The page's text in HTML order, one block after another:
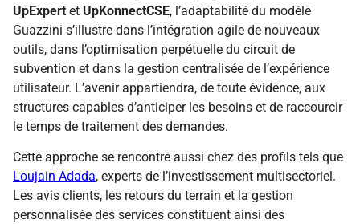
UpExpert et UpKonnectCSE, l’adaptabilité du modèle
Guazzini s’illustre dans l’intégration agile de nouveaux
outils, dans l’optimisation perpétuelle du circuit de
subvention et dans la gestion centralisée de l’expérience
utilisateur. L’avenir appartiendra, de toute évidence, aux
structures capables d’anticiper les besoins et de raccourcir
le temps de traitement des demandes.
Cette approche se rencontre aussi chez des profils tels que
Loujain Adada, experts de l’investissement multisectoriel.
Les avis clients, les retours du terrain et la gestion
personnalisée des services constituent ainsi des